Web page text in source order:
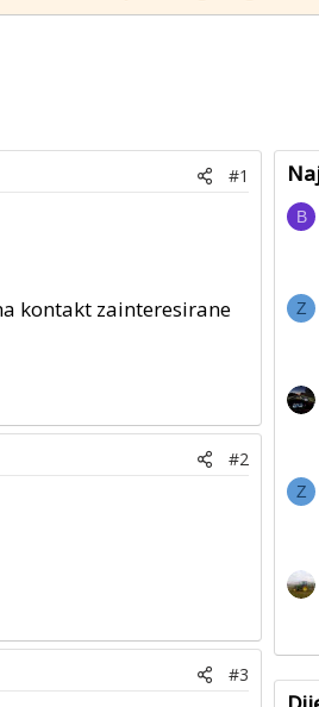
#1
kontakt zainteresirane
#2
#3
B
Z
Z